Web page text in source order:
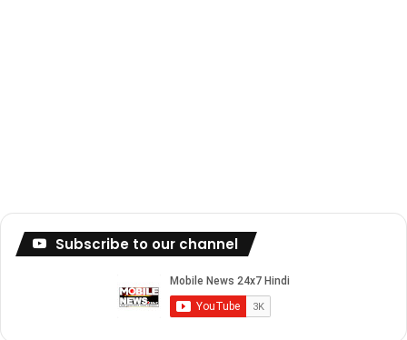
Subscribe to our channel